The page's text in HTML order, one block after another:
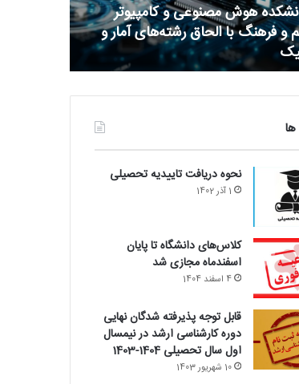
هوش مصنوعی و کامپیوتر
و فرهنگ با الحاق رشته‌های آمار و
نحوه دریافت تاییدیه تحصیلی
1 آذر 1402
کلاس‌های دانشگاه تا پایان
اسفندماه مجازی شد
4 اسفند 1404
قابل توجه پذیرفته‏ شدگان نهایی
دوره کارشناسی ارشد در نیمسال
اول سال تحصیلی 1404-1403
10 شهریور 1403